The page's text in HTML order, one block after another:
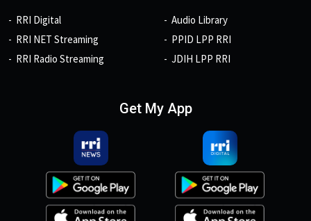
RRI Digital
RRI NET Streaming
RRI Radio Streaming
Audio Library
PPID LPP RRI
JDIH LPP RRI
Get My App